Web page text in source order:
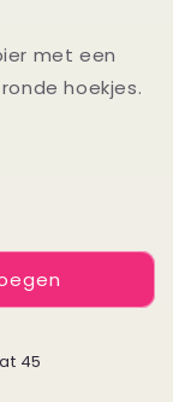
met een
hoekjes.
45